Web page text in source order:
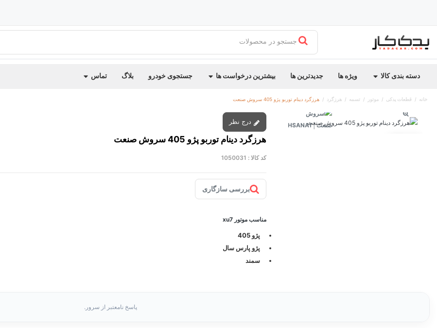
جستجو در محصولات
دسته بندی کالا ویژه ها جدیدترین ها بیشترین درخواست ها جستجوی خودرو بلاگ تماس
خانه قطعات یدکی موتور تسمه هرزگرد هرزگرد دینام توربو پژو 405 سروش صنعت
هرزگرد دینام توربو پژو 405 سروش صنعت
کد کالا : 1050031
بررسی سازگاری
مناسب موتور xu7
پژو 405
پژو پارس سال
سمند
پاسخ نامعتبر از سرور.